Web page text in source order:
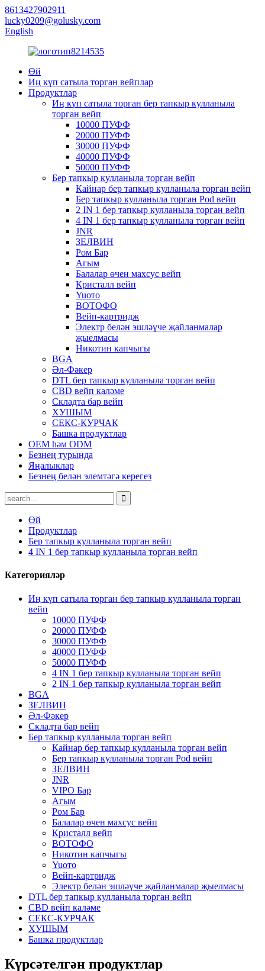
8613427902911
lucky0209@golusky.com
English
Өй
Иң күп сатыла торган вейплар
Продуктлар
Иң күп сатыла торган бер тапкыр кулланыла
торган вейп
10000 ПУФФ
20000 ПУФФ
30000 ПУФФ
40000 ПУФФ
50000 ПУФФ
Бер тапкыр кулланыла торган вейп
Кайнар бер тапкыр кулланыла торган вейп
Бер тапкыр кулланыла торган Pod вейп
2 IN 1 бер тапкыр кулланыла торган вейп
4 IN 1 бер тапкыр кулланыла торган вейп
JNR
ЗЕЛВИН
Ром Бар
Агым
Балалар өчен махсус вейп
Кристалл вейп
Yuото
ВОТОФО
Вейп-картридж
Электр белән эшләүче җайланмалар
җыелмасы
Никотин капчыгы
BGA
Әл-Фәкер
DTL бер тапкыр кулланыла торган вейп
CBD вейп каләме
Складта бар вейп
ХУШЫМ
СЕКС-КУРЧАК
Башка продуктлар
OEM һәм ODM
Безнең турында
Яңалыклар
Безнең белән элемтәгә керегез
Өй
Продуктлар
Бер тапкыр кулланыла торган вейп
4 IN 1 бер тапкыр кулланыла торган вейп
Категорияләр
Иң күп сатыла торган бер тапкыр кулланыла торган
вейп
10000 ПУФФ
20000 ПУФФ
30000 ПУФФ
40000 ПУФФ
50000 ПУФФ
4 IN 1 бер тапкыр кулланыла торган вейп
2 IN 1 бер тапкыр кулланыла торган вейп
BGA
ЗЕЛВИН
Әл-Фәкер
Складта бар вейп
Бер тапкыр кулланыла торган вейп
Кайнар бер тапкыр кулланыла торган вейп
Бер тапкыр кулланыла торган Pod вейп
ЗЕЛВИН
JNR
VIPO Бар
Агым
Ром Бар
Балалар өчен махсус вейп
Кристалл вейп
ВОТОФО
Никотин капчыгы
Yuото
Вейп-картридж
Электр белән эшләүче җайланмалар җыелмасы
DTL бер тапкыр кулланыла торган вейп
CBD вейп каләме
СЕКС-КУРЧАК
ХУШЫМ
Башка продуктлар
Күрсәтелгән продуктлар